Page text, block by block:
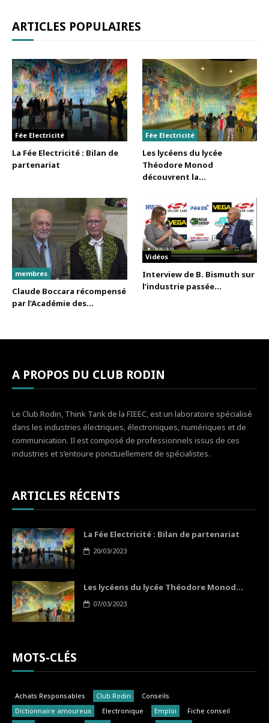
ARTICLES POPULAIRES
Fée Electricité
La Fée Electricité : Bilan de
partenariat
Fée Electricité
Les lycéens du lycée
Théodore Monod
découvrent la...
membres
Claude Boccara récompensé
par l’Académie des...
Vidéos
Interview de B. Bismuth sur
l’industrie passée...
A PROPOS DU CLUB RODIN
Le Club Rodin, Think Tank de la FIEEC, est un laboratoire spécialisé
dans les industries électriques, électroniques, numériques et de
communication. Il est composé de professionnels issus de ces
industries et s’entoure ponctuellement de spécialistes.
ARTICLES RÉCENTS
La Fée Electricité : Bilan de partenariat
20/03/2023
Les lycéens du lycée Théodore Monod...
07/03/2023
MOTS-CLÉS
Achats Responsables Club Rodin
Conseils
Dictionnaire amoureux
Electronique Emploi
Fiche conseil